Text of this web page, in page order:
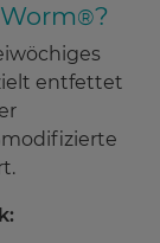
®?
entfettet